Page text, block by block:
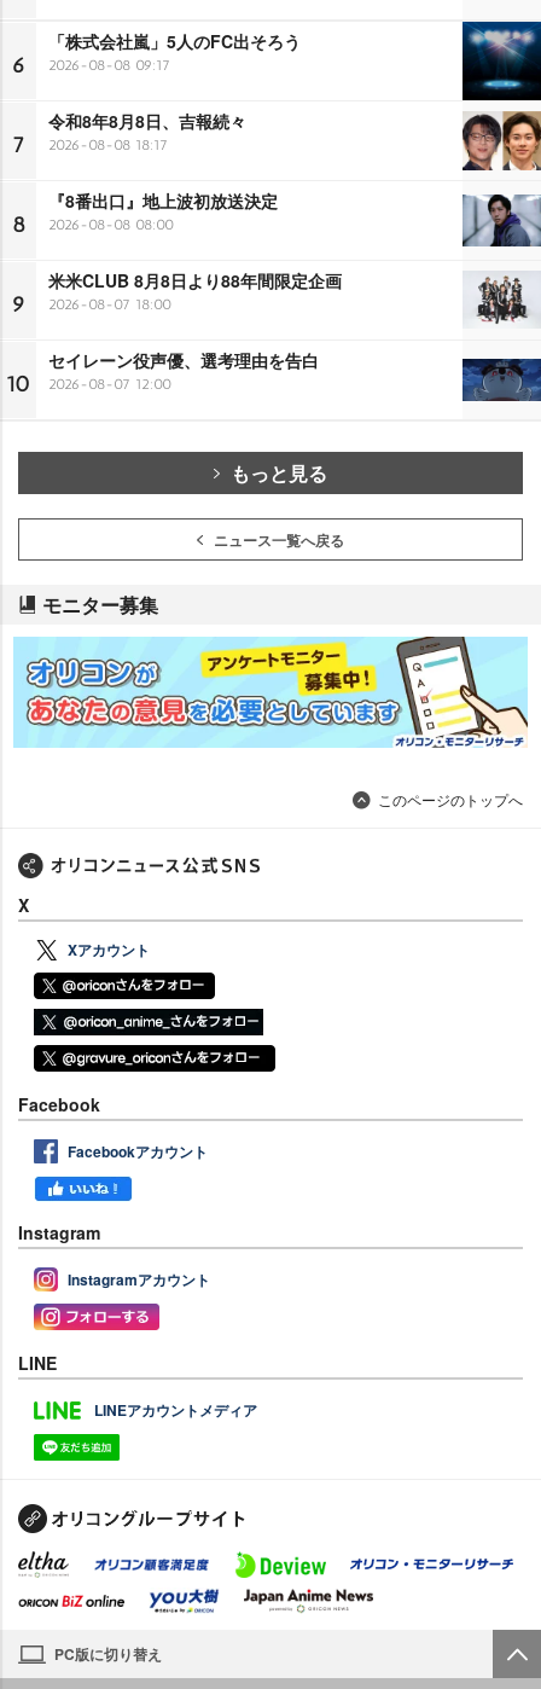
6
「株式会社嵐」5人のFC出そろう
2026-08-08 09:17
7
令和8年8月8日、吉報続々
2026-08-08 18:17
8
『8番出口』地上波初放送決定
2026-08-08 08:00
9
米米CLUB 8月8日より88年間限定企画
2026-08-07 18:00
10
セイレーン役声優、選考理由を告白
2026-08-07 12:00
もっと見る
ニュース一覧へ戻る
モニター募集
このページのトップへ
X
Xアカウント
Facebook
Facebookアカウント
Instagram
Instagramアカウント
LINE
LINEアカウントメディア
PC版に切り替え